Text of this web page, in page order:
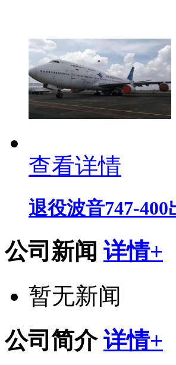
查看详情
退役波音747-400
公司新闻 详情+
暂无新闻
公司简介 详情+